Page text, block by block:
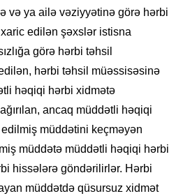
və ya ailə vəziyyətinə görə hərbi
edilən şəxslər istisna
görə hərbi təhsil
hərbi təhsil müəssisəsinə
həqiqi hərbi xidmətə
ancaq müddətli həqiqi
müddətini keçməyən
müddətə müddətli həqiqi hərbi
hissələrə göndərilirlər. Hərbi
müddətdə qüsursuz xidmət